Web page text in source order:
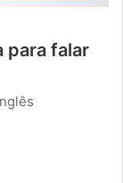
para falar